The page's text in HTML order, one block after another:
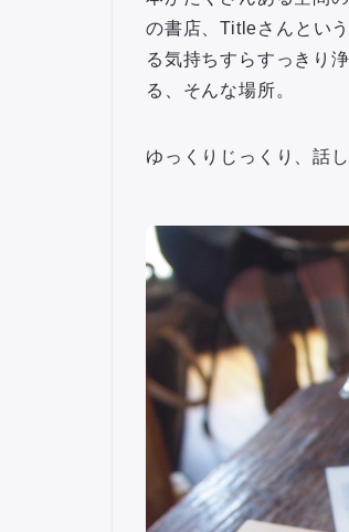
の書店、Titleさんとい
る気持ちすらすっきり
る、そんな場所。
ゆっくりじっくり、話